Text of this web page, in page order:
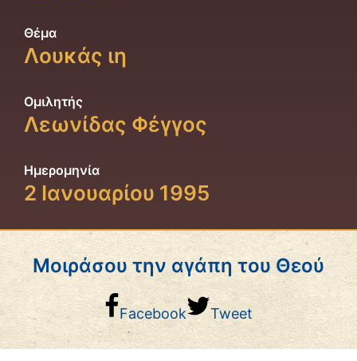
Θέμα
Λουκάς ιη
Ομιλητής
Λεωνίδας Φέγγος
Ημερομηνία
2 Ιανουαρίου 1995
Μοιράσου την αγάπη του Θεού
Facebook Tweet